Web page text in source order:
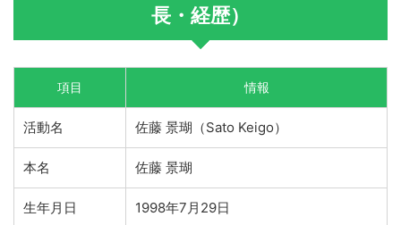
長・経歴）
項目 情報
活動名 佐藤 景瑚（Sato Keigo）
本名 佐藤 景瑚
生年月日 1998年7月29日